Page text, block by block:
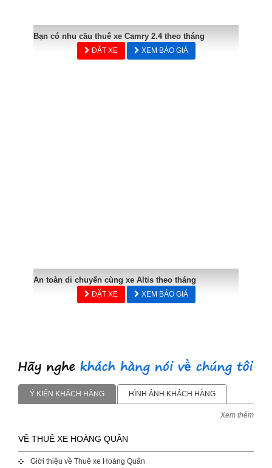
Bạn có nhu cầu thuê xe Camry 2.4 theo tháng
ĐẶT XE XEM BÁO GIÁ
An toàn di chuyển cùng xe Altis theo tháng
ĐẶT XE XEM BÁO GIÁ
Ý KIẾN KHÁCH HÀNG HÌNH ẢNH KHÁCH HÀNG
Xem thêm
VỀ THUÊ XE HOÀNG QUÂN
Giới thiệu về Thuê xe Hoàng Quân